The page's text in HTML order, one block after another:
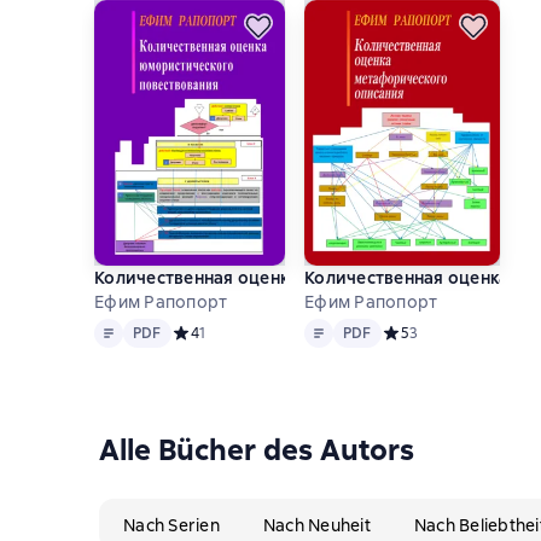
Количественная оценка юмористического
Ефим Рапопорт
Text PDF
PDF Средний рейтинг 4 на основе 1 оценок
41
Количественная оценка
Ефим Рапопорт
Text PDF
PDF Средний рейтинг 5 на
53
Alle Bücher des Autors
Nach Serien Nach Neuheit Nach